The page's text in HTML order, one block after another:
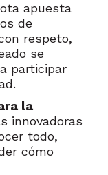
apuesta
de
respeto,
se
participar
la
innovadoras
todo,
cómo